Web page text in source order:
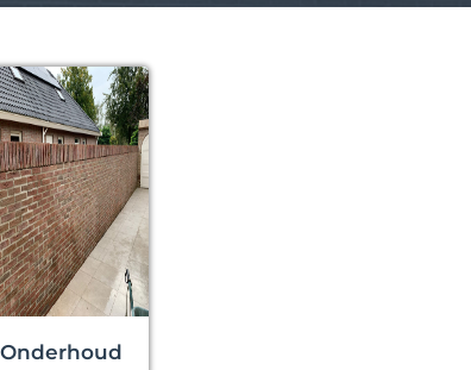
Onderhoud